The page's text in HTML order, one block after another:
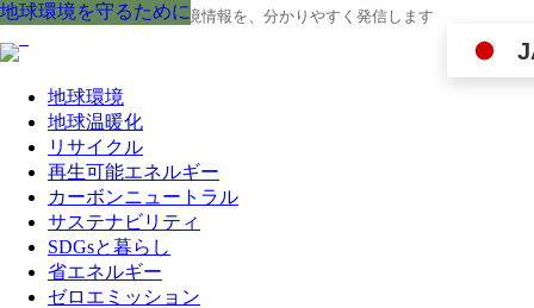
地球の今と未来に役立つ環境情報を、分かりやすく発信します
地球環境
地球温暖化
リサイクル
再生可能エネルギー
カーボンニュートラル
サステナビリティ
SDGsと暮らし
省エネルギー
ゼロエミッション
地球環境を守るために
地球環境を守るために
地球環境を守るために
地球環境を守るために
地球環境を守るために
地球環境を守るために
地球環境を守るために
地球環境を守るために
地球環境を守るために